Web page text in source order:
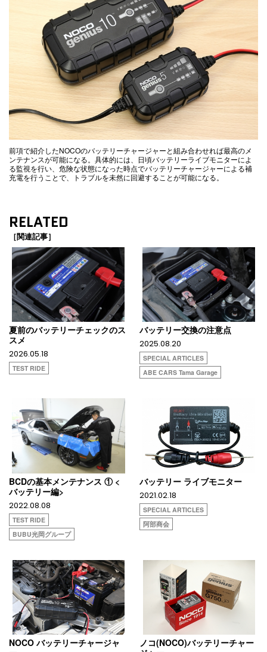
前項で紹介したNOCOのバッテリーチャージャーと組み合わせれば最高のメ
ンテナンスが可能になる。具体的には、日頃バッテリーライブモニターによ
る監視を行い、危険な状態になった時点でバッテリーチャージャーによる補
充電を行うことで、トラブルを未然に回避することが可能になる。
RELATED
［関連記事］
夏前のバッテリーチェックのス
スメ
2026.05.18
TEST RIDE
バッテリー交換の注意点
2025.08.20
SPECIAL ARTICLES
ABE CARS Tama Garage
BCDの基本メンテナンス ① <
バッテリー編>
2022.08.08
TEST RIDE
BUBU光岡グループ
バッテリー ライブモニター
2021.02.18
SPECIAL ARTICLES
阿部商会
NOCO バッテリーチャージャ
ノコ(NOCO)バッテリーチャー